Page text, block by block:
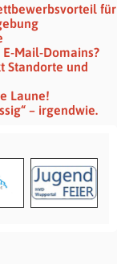
für
Mail-Domains?
Standorte und
Laune!
– irgendwie.